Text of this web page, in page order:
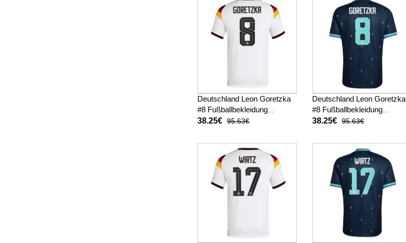
Deutschland Leon Goretzka
#8 Fußballbekleidung
Heimtrikot WM 2026 Kurzarm
38.25€ 95.63€
Deutschland Leon Goretzka
#8 Fußballbekleidung
Auswärtstrikot WM 2026
38.25€ 95.63€